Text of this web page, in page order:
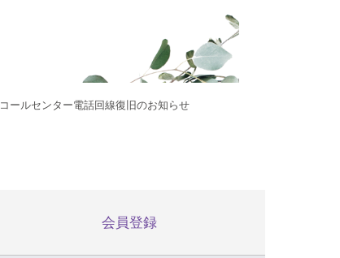
コールセンター電話回線復旧のお知らせ
会員登録